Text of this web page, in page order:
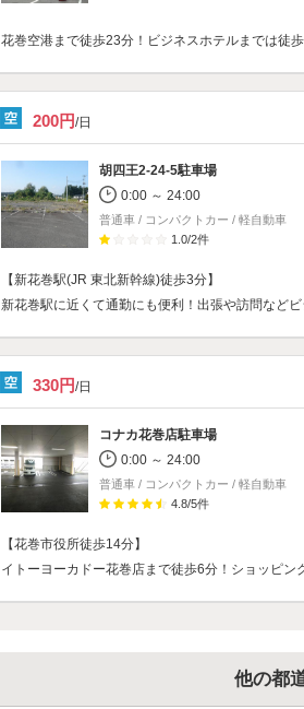
花巻空港まで徒歩23分！ビジネスホテルまでは徒
200円/日
胡四王2-24-5駐車場
0:00 ～ 24:00
普通車 / コンパクトカー / 軽自動車
1.0/2件
【新花巻駅(JR 東北新幹線)徒歩3分】
新花巻駅に近くて通勤にも便利！出張や訪問など
330円/日
コナカ花巻店駐車場
0:00 ～ 24:00
普通車 / コンパクトカー / 軽自動車
4.8/5件
【花巻市役所徒歩14分】
イトーヨーカドー花巻店まで徒歩6分！ショッピン
他の都